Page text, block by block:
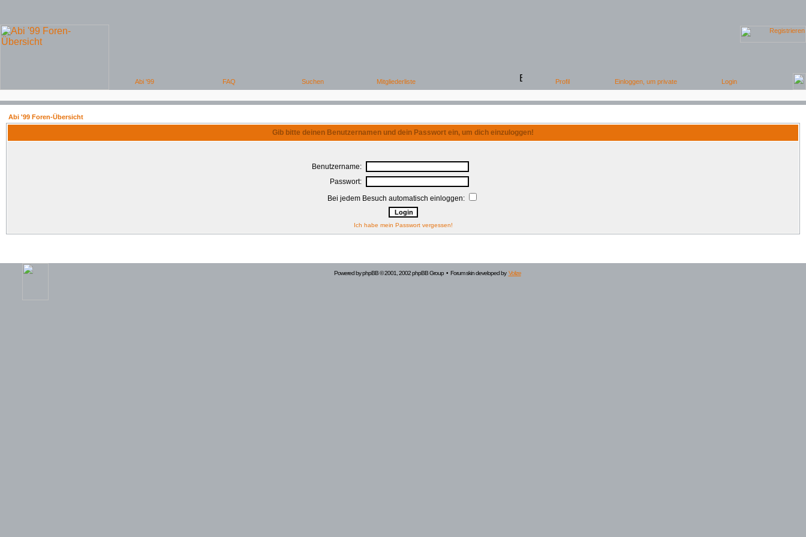
Abi '99 Foren-Übersicht
Gib bitte deinen Benutzernamen und dein Passwort ein, um dich einzuloggen!
Benutzername:
Passwort:
Bei jedem Besuch automatisch einloggen:
Ich habe mein Passwort vergessen!
Powered byphpBB© 2001, 2002 phpBB Group • Forum skin developed by Volize